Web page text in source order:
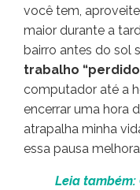
você tem,
maior durante a
bairro antes do sol
trabalho
computador até a
encerrar uma hora
atrapalha minha
essa pausa
Leia também: